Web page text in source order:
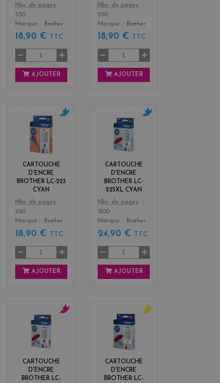
Color
Nbr. de pages
550
Marque
Brother
18,90 € TTC
AJOUTER
Color
Nbr. de pages
550
Marque
Brother
18,90 € TTC
AJOUTER
CARTOUCHE
D'ENCRE
BROTHER LC-223
CYAN
Color
Nbr. de pages
550
Marque
Brother
18,90 € TTC
AJOUTER
CARTOUCHE
D'ENCRE
BROTHER LC-
225XL CYAN
Color
Nbr. de pages
1200
Marque
Brother
24,90 € TTC
AJOUTER
CARTOUCHE
D'ENCRE
BROTHER LC-
n
a
CARTOUCHE
D'ENCRE
BROTHER LC-
o